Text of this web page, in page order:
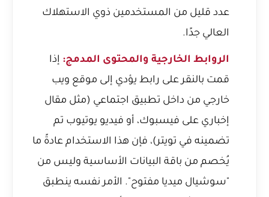
عدد قليل من المستخدمين ذوي الاستهلاك
العالي جدًا.
الروابط الخارجية والمحتوى المدمج: إذا
قمت بالنقر على رابط يؤدي إلى موقع ويب
خارجي من داخل تطبيق اجتماعي (مثل مقال
إخباري على فيسبوك، أو فيديو يوتيوب تم
تضمينه في تويتر)، فإن هذا الاستخدام عادةً ما
يُخصم من باقة البيانات الأساسية وليس من
"سوشيال ميديا مفتوح". الأمر نفسه ينطبق